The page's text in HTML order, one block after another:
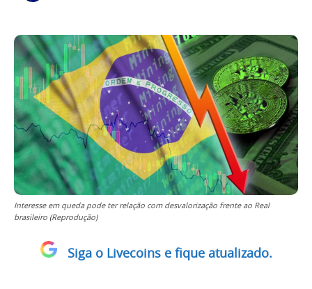
Interesse em queda pode ter relação com desvalorização frente ao Real
brasileiro (Reprodução)
Siga o Livecoins e fique atualizado.